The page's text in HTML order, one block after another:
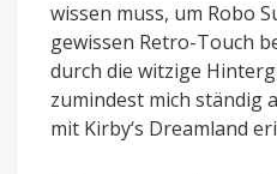
wissen muss, um Robo
gewissen Retro-Touch
durch die witzige
zumindest mich ständig
mit Kirby‘s Dreamland